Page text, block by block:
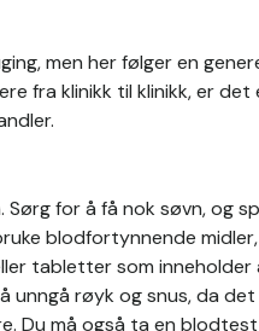
men her følger en
fra klinikk til klinikk, er
for å få nok søvn, og
blodfortynnende
tabletter som
unngå røyk og snus, da
Du må også ta en